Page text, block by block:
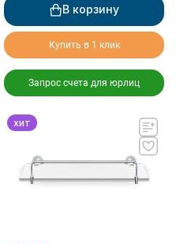
В корзину
Купить в 1 клик
Запрос счета для юрлиц
хит